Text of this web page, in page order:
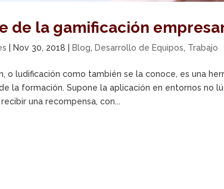
de la gamificación
Nov 30, 2018 Blog, Desarrollo de Equipos, Trabajo
o ludificación como también se la conoce, es una
la formación. Supone la aplicación en entornos no
una recompensa, con...